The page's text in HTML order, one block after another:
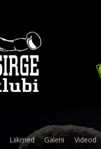
Liikmed Galerii Videod